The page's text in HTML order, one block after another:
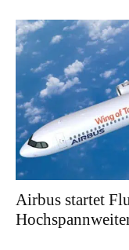
Airbus startet